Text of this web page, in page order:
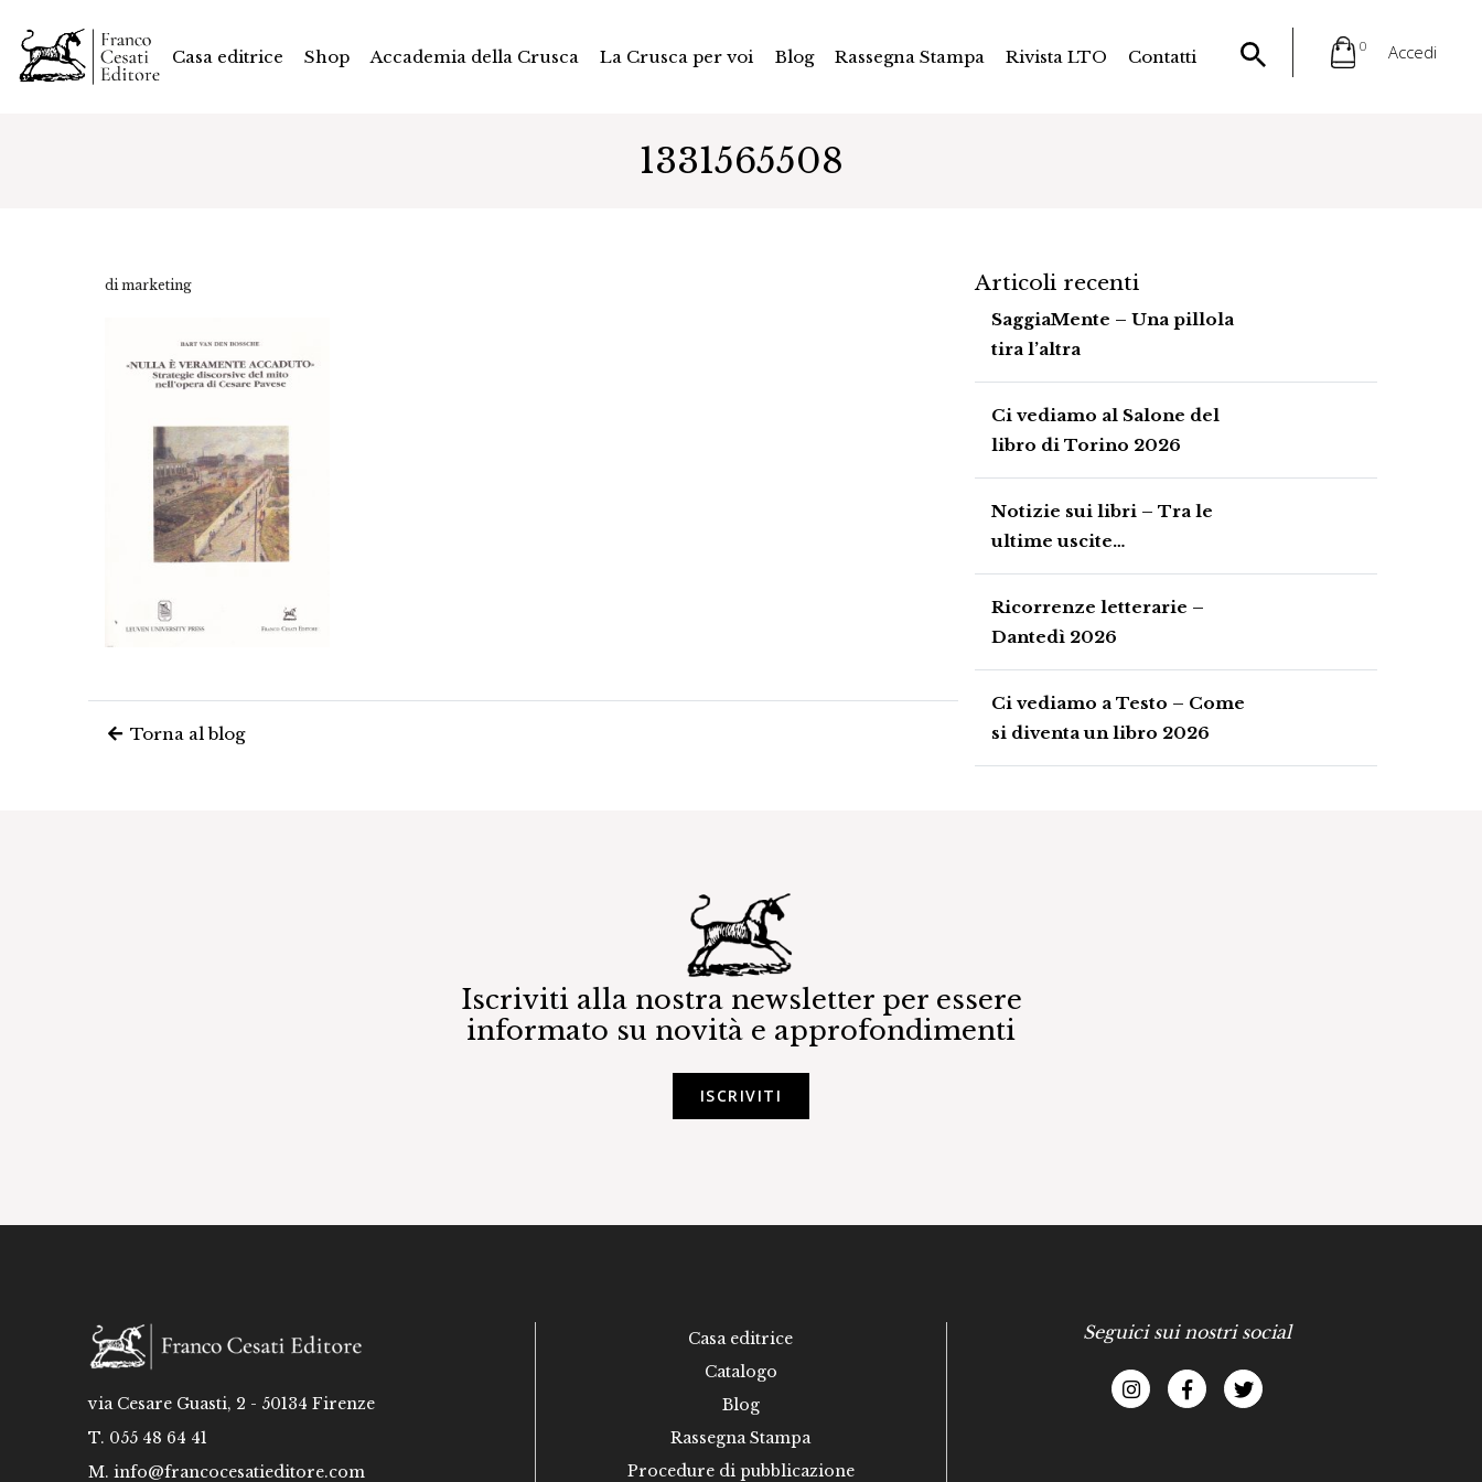
Casa editrice Shop Accademia della Crusca La Crusca per voi Blog Rassegna Stampa Rivista LTO Contatti
0 Accedi
1331565508
di marketing
Torna al blog
Articoli recenti
SaggiaMente – Una pillola
tira l’altra
Ci vediamo al Salone del
libro di Torino 2026
Notizie sui libri – Tra le
ultime uscite…
Ricorrenze letterarie –
Dantedì 2026
Ci vediamo a Testo – Come
si diventa un libro 2026
Iscriviti alla nostra newsletter per essere
informato su novità e approfondimenti
ISCRIVITI
via Cesare Guasti, 2 - 50134 Firenze
T. 055 48 64 41
M. info@francocesatieditore.com
Casa editrice
Catalogo
Blog
Rassegna Stampa
Procedure di pubblicazione
Seguici sui nostri social